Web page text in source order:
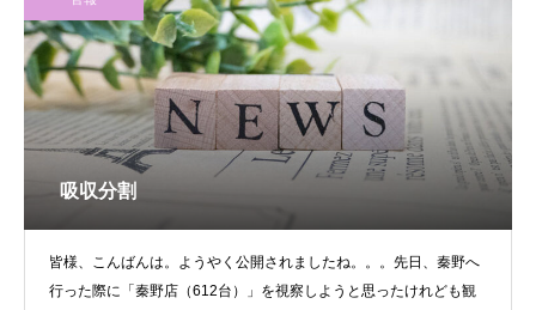
吸収分割
皆様、こんばんは。ようやく公開されましたね。。。先日、秦野へ
行った際に「秦野店（612台）」を視察しようと思ったけれども観